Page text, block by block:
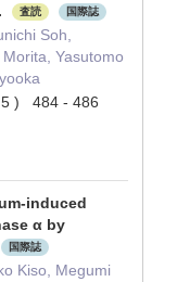
査読 国際誌
Soh,
Yasutomo
5 ) 484 - 486
induced
α by
国際誌
Kiso, Megumi